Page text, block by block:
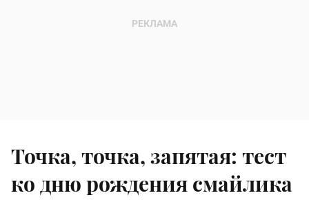
Точка, точка, запятая: тест
ко дню рождения смайлика